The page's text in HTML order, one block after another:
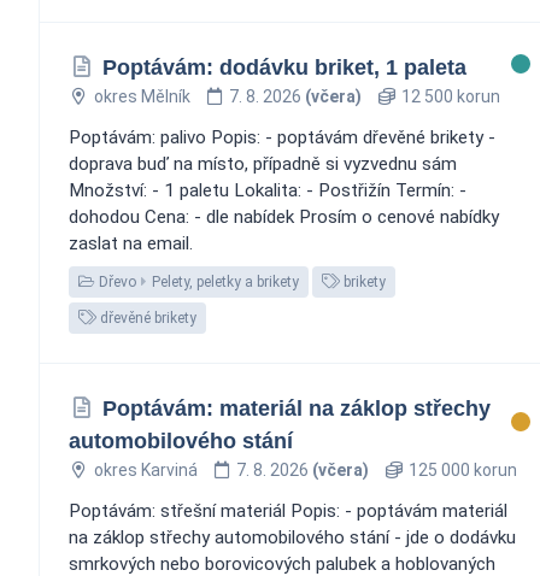
Poptávám: dodávku briket, 1 paleta
okres Mělník 7. 8. 2026 (včera) 12 500 korun
Poptávám: palivo Popis: - poptávám dřevěné brikety -
doprava buď na místo, případně si vyzvednu sám
Množství: - 1 paletu Lokalita: - Postřižín Termín: -
dohodou Cena: - dle nabídek Prosím o cenové nabídky
zaslat na email.
Dřevo Pelety, peletky a brikety brikety
dřevěné brikety
Poptávám: materiál na záklop střechy
automobilového stání
okres Karviná 7. 8. 2026 (včera) 125 000 korun
Poptávám: střešní materiál Popis: - poptávám materiál
na záklop střechy automobilového stání - jde o dodávku
smrkových nebo borovicových palubek a hoblovaných